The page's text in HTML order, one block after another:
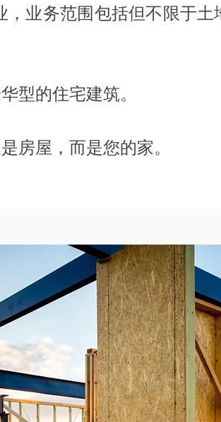
，业务范围包括但不限于
型的住宅建筑。
房屋，而是您的家。